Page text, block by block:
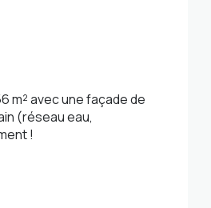
m² avec une façade de
(réseau eau,
!